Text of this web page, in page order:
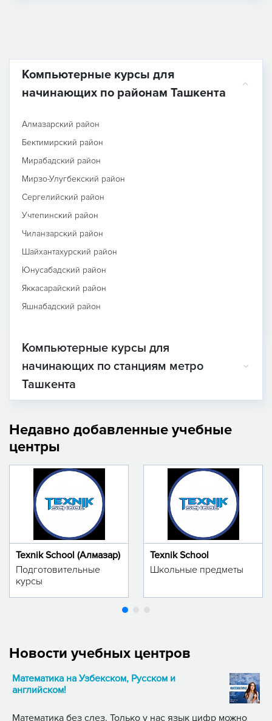
Компьютерные курсы для
начинающих по районам Ташкента
Алмазарский район
Бектимирский район
Мирабадский район
Мирзо-Улугбекский район
Сергелийский район
Учтепинский район
Чиланзарский район
Шайхантахурский район
Юнусабадский район
Яккасарайский район
Яшнабадский район
Компьютерные курсы для
начинающих по станциям метро
Ташкента
Недавно добавленные учебные
центры
Texnik School (Алмазар)
Подготовительные
курсы
Texnik School
Школьные предметы
Новости учебных центров
Математика на Узбекском, Русском и
английском!
Математика без слез. Только у нас язык цифр можно